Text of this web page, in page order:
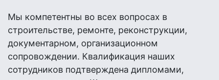
Мы компетентны во всех вопросах в
строительстве, ремонте, реконструкции,
документарном, организационном
сопровождении. Квалификация наших
сотрудников подтверждена дипломами,